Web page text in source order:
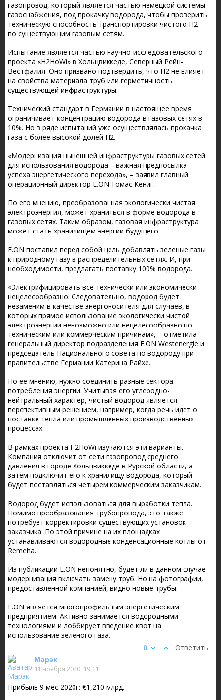
газопровод, который является частью немецкой системы
газоснабжения, под прокачку водорода, чтобы проверить
техническую способность транспортировки чистого H2
по существующим газовым сетям.
Испытание является частью научно-исследовательского
проекта «H2HoWi» в Хольцвиккеде, Северный Рейн-
Вестфалия. Оно призвано подтвердить, что H2 не влияет
на свойства материала труб или герметичность
существующей инфраструктуры.
Технический стандарт в Германии в настоящее время
ограничивает концентрацию водорода в газовых сетях в
10%. Но в ряде испытаний уже осуществлялась прокачка
газа с более высокой долей H2.
«Модернизация нынешней инфраструктуры газовых сетей
для использования водорода – важная предпосылка
успеха энергетического перехода», – заявил главный
операционный директор E.ON Томас Кениг.
По его мнению, преобразованная экологически чистая
электроэнергия, может храниться в форме водорода в
газовых сетях. Таким образом, газовая инфраструктура
может стать хранилищем энергии будущего.
E.ON поставил перед собой цель добавлять зеленые газы
к природному газу в распределительных сетях. И, при
необходимости, предлагать поставку 100% водорода.
«Электрифицировать всё технически или экономически
нецелесообразно. Следовательно, водород будет
незаменим в качестве энергоносителя для случаев, в
которых прямое использование экологически чистой
электроэнергии невозможно или нецелесообразно по
техническим или коммерческим причинам», – отметила
генеральный директор подразделения E.ON Westenergie и
председатель Национального совета по водороду при
правительстве Германии Катерина Райхе.
По ее мнению, нужно соединить разные сектора
потребления энергии. Учитывая его углеродно-
нейтральный характер, чистый водород является
перспективным решением, например, когда речь идет о
поставке тепла или промышленных производственных
процессах.
В рамках проекта H2HoWi изучаются эти варианты.
Компания отключит от сети газопровод среднего
давления в городе Хольцвиккеде в Рурской области, а
затем подключит его к хранилищу водорода, который
будет поставляться четырем коммерческим заказчикам.
Водород будет использоваться для выработки тепла.
Помимо преобразования трубопровода, это также
потребует корректировки существующих установок
заказчика. По этой причине на их площадках
устанавливаются водородные конденсационные котлы от
Remeha.
Из публикации E.ON непонятно, будет ли в данном случае
модернизация включать замену труб. Но на фотографии,
предоставленной компанией, видно новые трубы.
E.ON является многопрофильным энергетическим
предприятием. Активно занимается водородными
технологиями и лоббирует введение квот на
использование зеленого газа.
Ответить
0
Марэк
11 ноября 2020, 19:11
Прибыль 9 мес 2020г: €1,210 млрд.